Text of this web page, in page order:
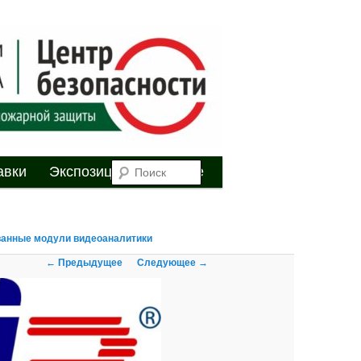
Поиск
Экспозиция Youtube
Навигация по
изображениям
← Предыдущее Следующее →
модули видеоаналитики